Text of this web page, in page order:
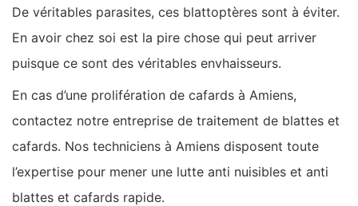
De véritables parasites, ces blattoptères sont à éviter.
En avoir chez soi est la pire chose qui peut arriver
puisque ce sont des véritables envhaisseurs.
En cas d’une prolifération de cafards à Amiens,
contactez notre entreprise de traitement de blattes et
cafards. Nos techniciens à Amiens disposent toute
l’expertise pour mener une lutte anti nuisibles et anti
blattes et cafards rapide.